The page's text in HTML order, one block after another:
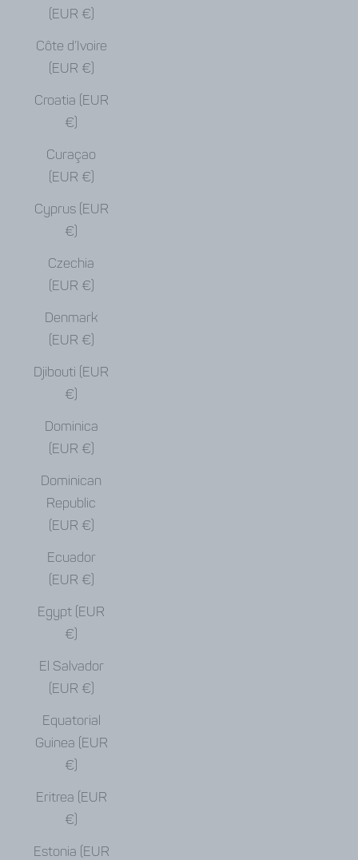
(EUR €)
Côte d’Ivoire
(EUR €)
Croatia (EUR
€)
Curaçao
(EUR €)
Cyprus (EUR
€)
Czechia
(EUR €)
Denmark
(EUR €)
Djibouti (EUR
€)
Dominica
(EUR €)
Dominican
Republic
(EUR €)
Ecuador
(EUR €)
Egypt (EUR
€)
El Salvador
(EUR €)
Equatorial
Guinea (EUR
€)
Eritrea (EUR
€)
Estonia (EUR